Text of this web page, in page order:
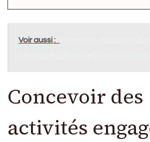
Voir aussi :
Concevoir des
activités